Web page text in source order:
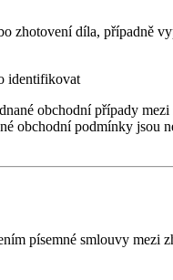
zhotovení díla, případně
identifikovat
obchodní případy
obchodní podmínky jsou
písemné smlouvy mezi